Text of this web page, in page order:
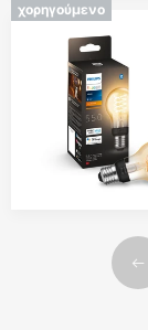
χορηγούμενο